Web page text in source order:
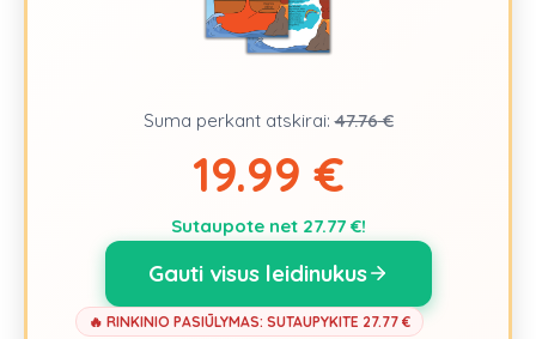
🔥 RINKINIO PASIŪLYMAS: SUTAUPYKITE 27.77 €
Suma perkant atskirai: 47.76€
19.99 €
Sutaupote net 27.77€!
Gauti visus leidinukus